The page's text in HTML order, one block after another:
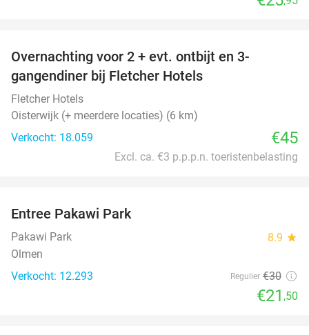
Overnachting voor 2 + evt. ontbijt en 3-
gangendiner bij Fletcher Hotels
Fletcher Hotels
Oisterwijk (+ meerdere locaties) (6 km)
Verkocht: 18.059
€45
Excl. ca. €3 p.p.p.n. toeristenbelasting
Entree Pakawi Park
Pakawi Park 8.9 star
Olmen
Verkocht: 12.293
Regulier €30
€21 ,50